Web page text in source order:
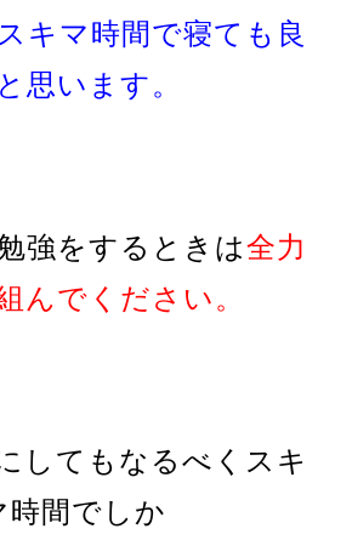
スキマ時間で寝ても良
思います。
強をするときは全力
んでください。
してもなるべく スキ
時間でしか